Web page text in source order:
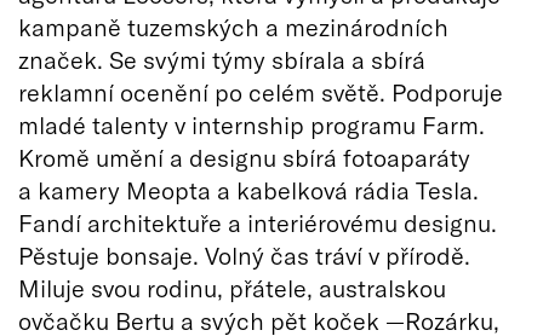
kampaně tuzemských a mezinárodních
značek. Se svými týmy sbírala a sbírá
reklamní ocenění po celém světě. Podporuje
mladé talenty v internship programu Farm.
Kromě umění a designu sbírá fotoaparáty
a kamery Meopta a kabelková rádia Tesla.
Fandí architektuře a interiérovému designu.
Pěstuje bonsaje. Volný čas tráví v přírodě.
Miluje svou rodinu, přátele, australskou
ovčačku Bertu a svých pět koček —Rozárku,